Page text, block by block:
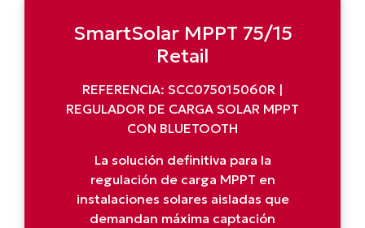
SmartSolar MPPT 75/15
Retail
REFERENCIA: SCC075015060R |
REGULADOR DE CARGA SOLAR MPPT
CON BLUETOOTH
La solución definitiva para la
regulación de carga MPPT en
instalaciones solares aisladas que
demandan máxima captación